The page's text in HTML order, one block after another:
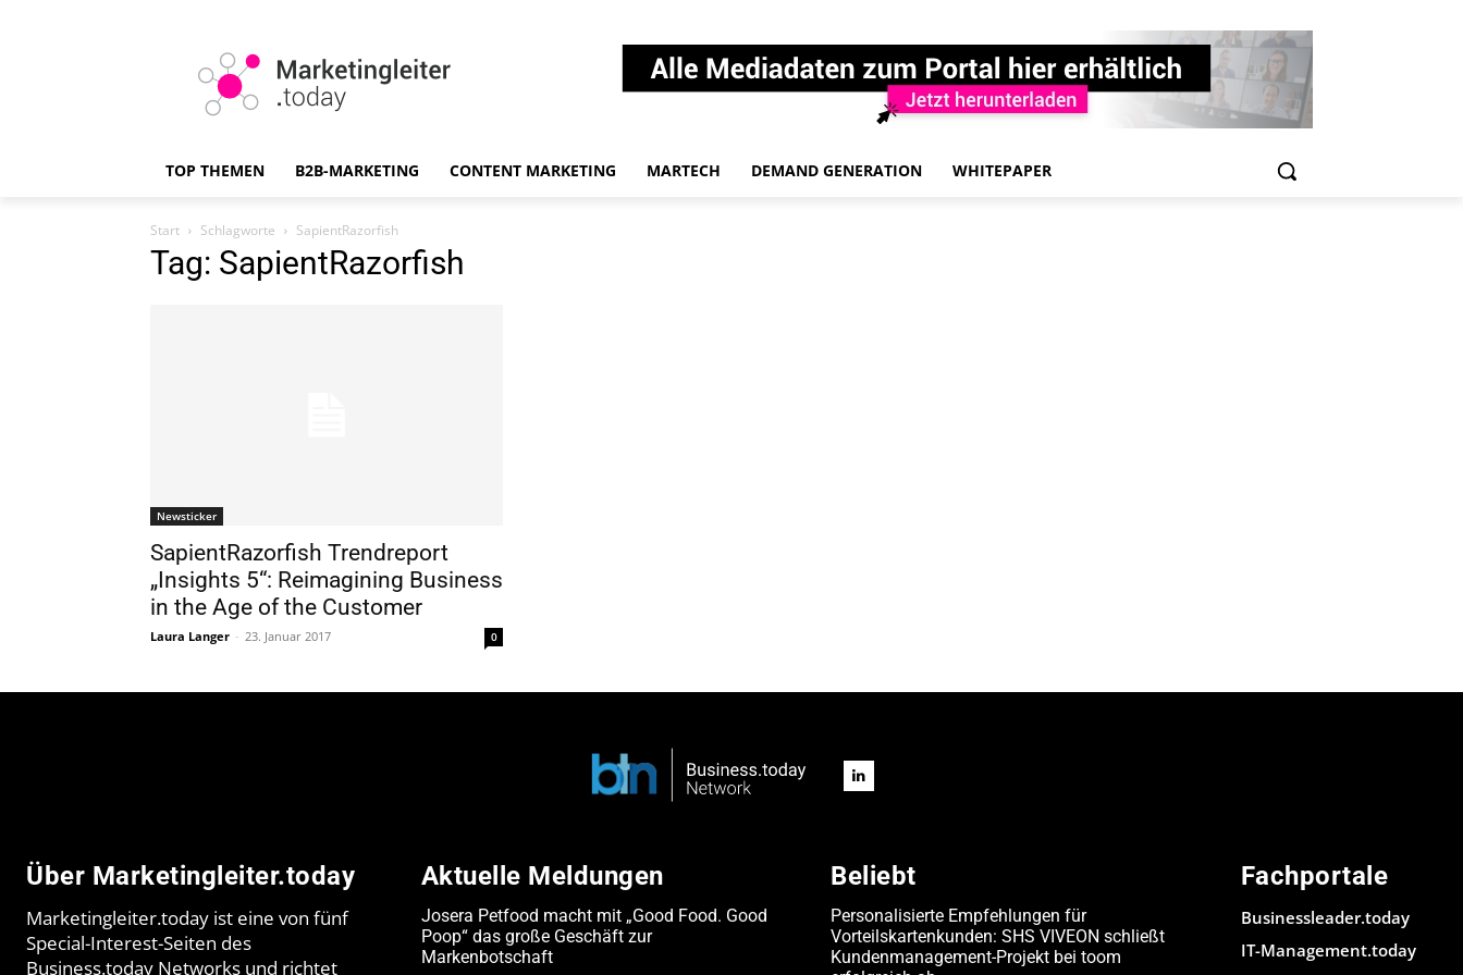
TOP THEMEN B2B-MARKETING CONTENT MARKETING MARTECH DEMAND GENERATION WHITEPAPER
Start Schlagworte SapientRazorfish
Tag: SapientRazorfish
Newsticker
SapientRazorfish Trendreport
„Insights 5“: Reimagining Business
in the Age of the Customer
Laura Langer - 23. Januar 2017 0
Über Marketingleiter.today
Marketingleiter.today ist eine von fünf
Special-Interest-Seiten des
Business.today Networks und richtet
Aktuelle Meldungen
Josera Petfood macht mit „Good Food. Good
Poop“ das große Geschäft zur
Markenbotschaft
Beliebt
Personalisierte Empfehlungen für
Vorteilskartenkunden: SHS VIVEON schließt
Kundenmanagement-Projekt bei toom
Fachportale
Businessleader.today
IT-Management.today